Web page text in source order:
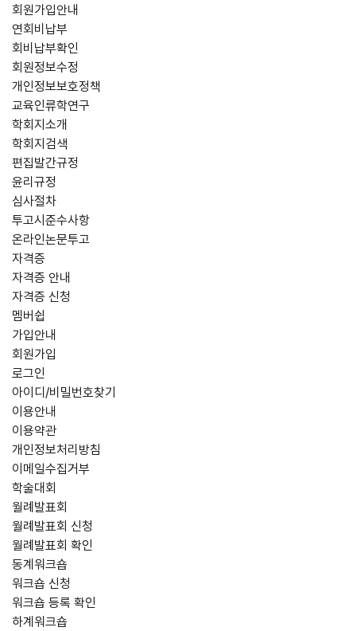
회원가입안내
연회비납부
회비납부확인
회원정보수정
개인정보보호정책
교육인류학연구
학회지소개
학회지검색
편집발간규정
윤리규정
심사절차
투고시준수사항
온라인논문투고
자격증
자격증 안내
자격증 신청
멤버쉽
가입안내
회원가입
로그인
아이디/비밀번호찾기
이용안내
이용약관
개인정보처리방침
이메일수집거부
학술대회
월례발표회
월례발표회 신청
월례발표회 확인
동계워크숍
워크숍 신청
워크숍 등록 확인
하계워크숍